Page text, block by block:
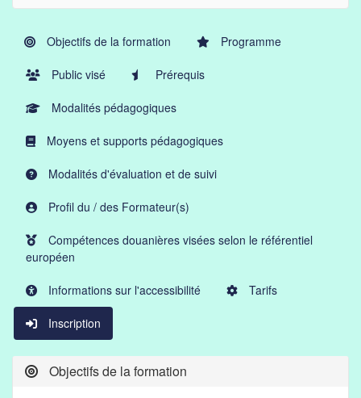
Objectifs de la formation Programme
Public visé Prérequis
Modalités pédagogiques
Moyens et supports pédagogiques
Modalités d'évaluation et de suivi
Profil du / des Formateur(s)
Compétences douanières visées selon le référentiel
européen
Informations sur l'accessibilité Tarifs
Inscription
Objectifs de la formation